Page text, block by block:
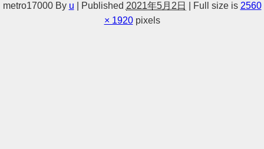
metro17000 By u Published 2021年5月2日 Full size is 2560
× 1920pixels